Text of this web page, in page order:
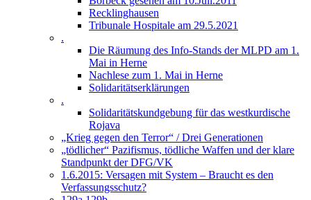
Recklinghausen
Tribunale Hospitale am 29.5.2021
.
Die Räumung des Info-Stands der MLPD am 1.
Mai in Herne
Nachlese zum 1. Mai in Herne
Solidaritätserklärungen
.
Solidaritätskundgebung für das westkurdische
Rojava
„Krieg gegen den Terror“ / Drei Generationen
„tödlicher“ Pazifismus, tödliche Waffen und der klare
Standpunkt der DFG/VK
1.6.2015: Versagen mit System – Braucht es den
Verfassungsschutz?